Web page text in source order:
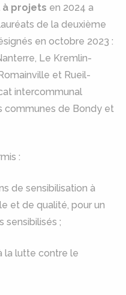
à projets en 2024 a
de la deuxième
en octobre 2023 :
Le Kremlin-
et Rueil-
intercommunal
communes de Bondy et
:
de sensibilisation à
et de qualité, pour un
sensibilisés ;
la lutte contre le